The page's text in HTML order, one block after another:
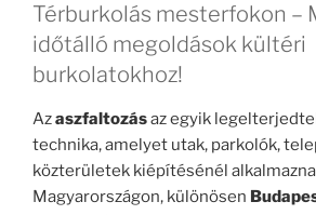
Térburkolás mesterfokon –
időtálló megoldások kültéri
burkolatokhoz!
Azaszfaltozásaz egyik
technika, amelyet utak, parkolók,
közterületek kiépítésénél
Magyarországon, különösen